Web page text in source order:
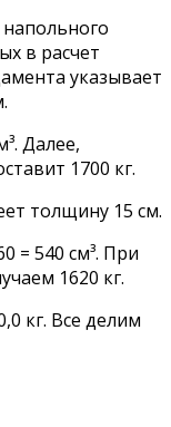
в расчет
указывает
Далее,
1700 кг.
толщину 15 см.
= 540 см³. При
1620 кг.
кг. Все делим